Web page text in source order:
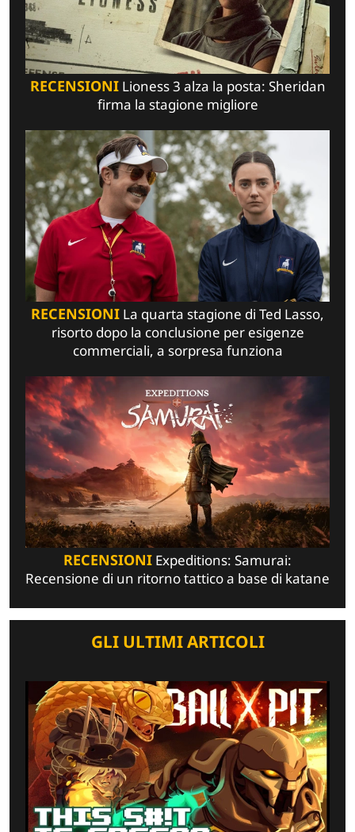
RECENSIONILioness 3 alza la posta: Sheridan
firma la stagione migliore
RECENSIONI La quarta stagione di Ted Lasso,
risorto dopo la conclusione per esigenze
commerciali, a sorpresa funziona
RECENSIONI Expeditions: Samurai:
Recensione di un ritorno tattico a base di katane
GLI ULTIMI ARTICOLI